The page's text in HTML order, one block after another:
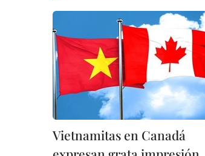
Vietnamitas en Canadá